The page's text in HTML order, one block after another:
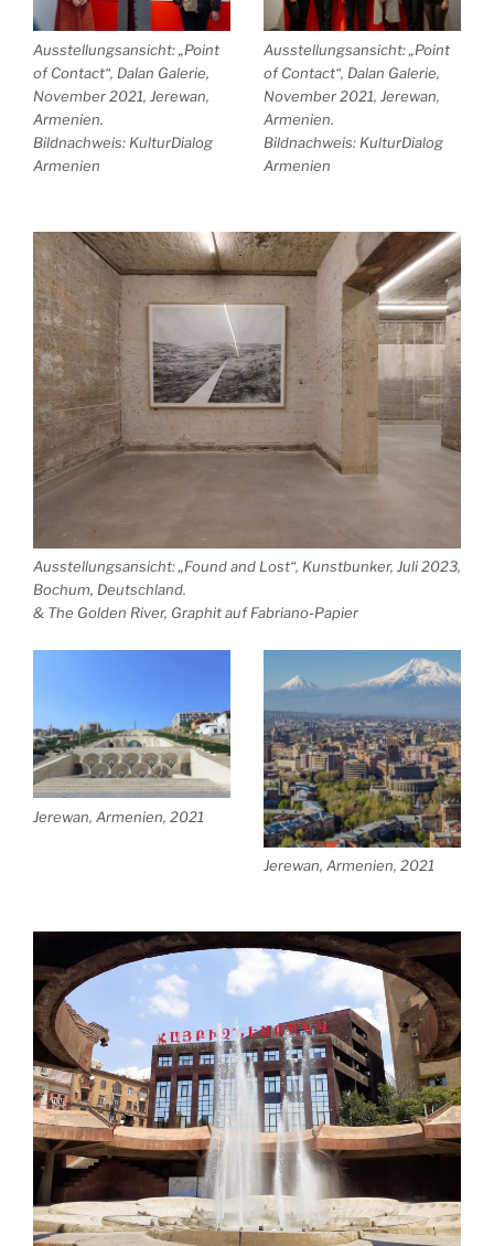
Ausstellungsansicht: „Point
of Contact“, Dalan Galerie,
November 2021, Jerewan,
Armenien.
Bildnachweis: KulturDialog
Armenien
Ausstellungsansicht: „Point
of Contact“, Dalan Galerie,
November 2021, Jerewan,
Armenien.
Bildnachweis: KulturDialog
Armenien
Ausstellungsansicht: „Found and Lost“, Kunstbunker, Juli 2023,
Bochum, Deutschland.
& The Golden River, Graphit auf Fabriano-Papier
Jerewan, Armenien, 2021
Jerewan, Armenien, 2021